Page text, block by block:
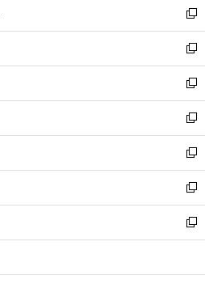
く
ド
ウ
で
開
く
ィ
ン
ド
ウ
で
開
く
い
ウ
ィ
ン
ド
ウ
で
開
く
新
し
い
ウ
ィ
ン
ド
ウ
で
開
く
新
し
い
ウ
ィ
ン
ド
ウ
で
開
く
新
し
い
ウ
ィ
ン
ド
ウ
で
開
新
し
い
ウ
ィ
ン
ド
ウ
開
新
し
い
ウ
ィ
ン
ウ
新
し
い
ウ
ン
新
し
ウ